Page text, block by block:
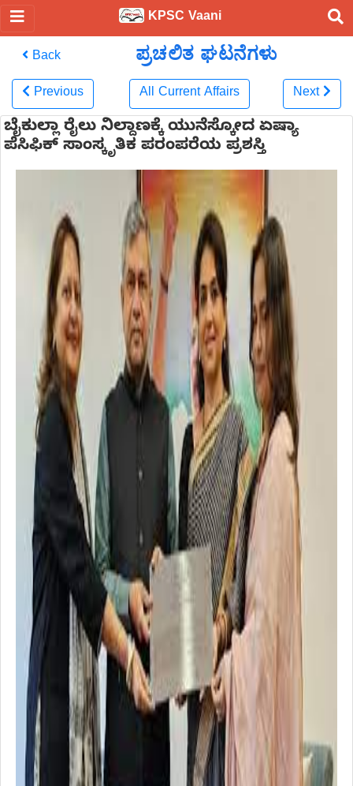
KPSC Vaani
Back ಪ್ರಚಲಿತ ಘಟನೆಗಳು
Previous All Current Affairs Next
ಬೈಕುಲ್ಲಾ ರೈಲು ನಿಲ್ದಾಣಕ್ಕೆ ಯುನೆಸ್ಕೋದ ಏಷ್ಯಾ
ಪೆಸಿಫಿಕ್ ಸಾಂಸ್ಕೃತಿಕ ಪರಂಪರೆಯ ಪ್ರಶಸ್ತಿ